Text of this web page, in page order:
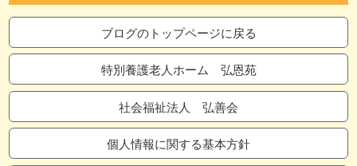
2025年7月
2025年6月
2025年5月
2025年4月
ブログのトップページに戻る
特別養護老人ホーム 弘恩苑
社会福祉法人 弘善会
個人情報に関する基本方針